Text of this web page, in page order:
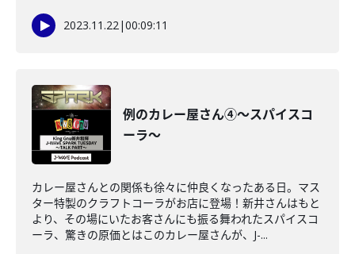
2023.11.22|00:09:11
例のカレー屋さん④～スパイスコ
ーラ～
カレー屋さんとの関係も徐々に仲良くなったある日。マス
ター特製のクラフトコーラがお店に登場！新井さんはもと
より、その場にいたお客さんにも振る舞われたスパイスコ
ーラ、驚きの原価とはこのカレー屋さんが、J-...